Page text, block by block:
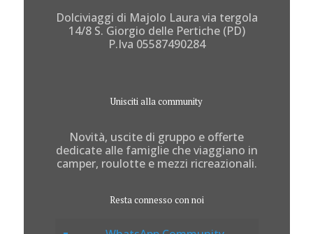
Dolciviaggi di Majolo Laura via tergola
14/8 S. Giorgio delle Pertiche (PD)
P.Iva 05587490284
Unisciti alla community
Novità, uscite di gruppo e offerte
dedicate alle famiglie che viaggiano in
camper, roulotte e mezzi ricreazionali.
Resta connesso con noi